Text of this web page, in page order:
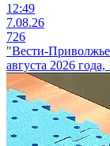
12:49
7.08.26
726
"Вести-
августа 2026 года,